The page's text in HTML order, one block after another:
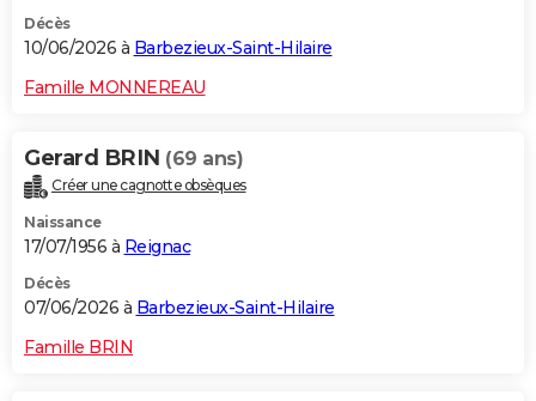
Décès
10/06/2026 à Barbezieux-Saint-Hilaire
Famille MONNEREAU
Gerard BRIN (69 ans)
Créer une cagnotte obsèques
Naissance
17/07/1956 à Reignac
Décès
07/06/2026 à Barbezieux-Saint-Hilaire
Famille BRIN